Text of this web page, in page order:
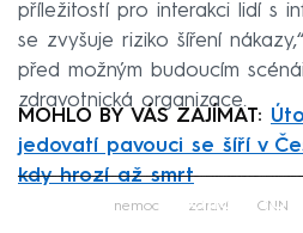
příležitostí pro interakci lidí s
se zvyšuje riziko šíření
před možným budoucím
zdravotnická organizace.
MOHLO BY VÁS ZAJÍMAT:
jedovatí pavouci se šíří v
kdy hrozí až smrt
Failed to
nemoc zdraví CNN